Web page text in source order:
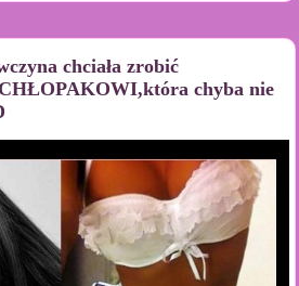
chciała zrobić
chyba nie